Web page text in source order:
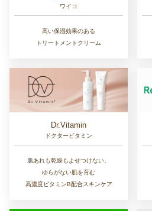
ワイコ
高い保湿効果のある
トリートメントクリーム
Dr.Vitamin
ドクタービタミン
肌あれも乾燥もよせつけない、
ゆらがない肌を育む
高濃度ビタミンB配合スキンケア